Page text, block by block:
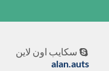
 سكايب اون لاين
alan.auts